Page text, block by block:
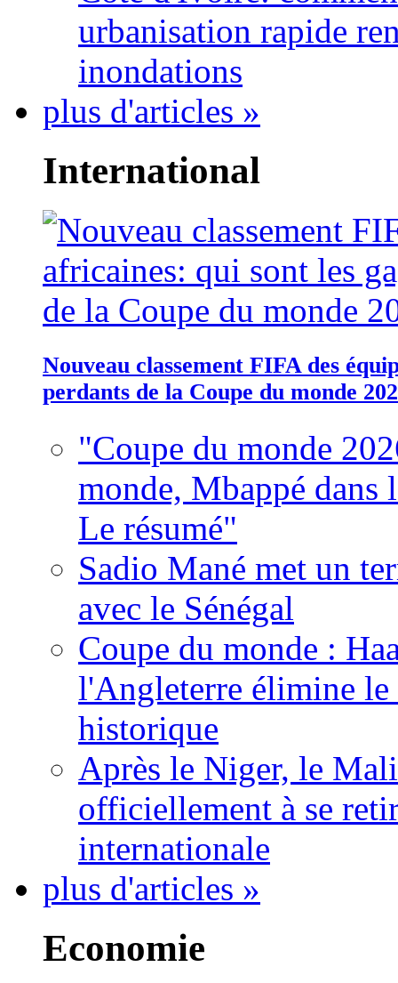
urbanisation rapide
inondations
plus d'articles »
International
Nouveau classement FIFA des
perdants de la Coupe du monde
"Coupe du monde
monde, Mbappé dans
Le résumé"
Sadio Mané met un
avec le Sénégal
Coupe du monde :
l'Angleterre élimine
historique
Après le Niger, le
officiellement à se
internationale
plus d'articles »
Economie